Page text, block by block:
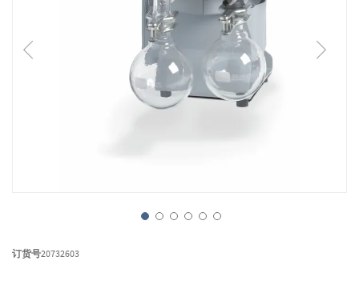
转
订货号20732603